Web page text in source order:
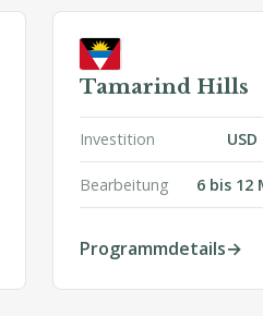
Tamarind Hills
Investition
Bearbeitung 6 bis 12
Programmdetails